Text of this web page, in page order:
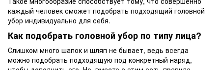
каждый человек сможет подобрать подходящий головной
убор индивидуально для себя.
Как подобрать головной убор по типу лица?
Слишком много шапок и шляп не бывает, ведь всегда
можно подобрать подходящую под конкретный наряд,